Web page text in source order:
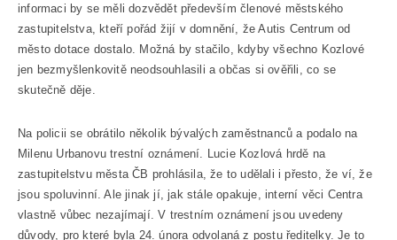
informaci by se měli dozvědět především členové městského
zastupitelstva, kteří pořád žijí v domnění, že Autis Centrum od
město dotace dostalo. Možná by stačilo, kdyby všechno Kozlové
jen bezmyšlenkovitě neodsouhlasili a občas si ověřili, co se
skutečně děje.
Na policii se obrátilo několik bývalých zaměstnanců a podalo na
Milenu Urbanovu trestní oznámení. Lucie Kozlová hrdě na
zastupitelstvu města ČB prohlásila, že to udělali i přesto, že ví, že
jsou spoluvinní. Ale jinak jí, jak stále opakuje, interní věci Centra
vlastně vůbec nezajímají. V trestním oznámení jsou uvedeny
důvody, pro které byla 24. února odvolaná z postu ředitelky. Je to